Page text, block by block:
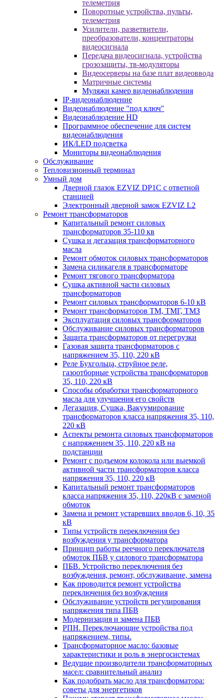
телеметрия
Поворотные устройства, пульты,
телеметрия
Усилители, разветвители,
преобразователи, концентраторы
видеосигнала
Передача видеосигнала, устройства
грозозащиты, тв-модуляторы
Видеосерверы на базе плат видеоввода
Матричные системы
Муляжи камер видеонаблюдения
IP-видеонаблюдение
Видеонаблюдение "под ключ"
Видеонаблюдение HD
Программное обеспечение для систем
видеонаблюдения
ИК/LED подсветка
Мониторы видеонаблюдения
Обслуживание
Тепловизионный терминал
Умный дом
Дверной глазок EZVIZ DP1C с ответной
станцией
Электронный дверной замок EZVIZ L2
Ремонт трансформаторов
Капитальный ремонт силовых
трансформаторов 35-110 кв
Сушка и дегазация трансформаторного
масла
Ремонт обмоток силовых трансформаторов
Замена силикагеля в трансформаторе
Ремонт тягового трансформатора
Сушка активной части силовых
трансформаторов
Ремонт силовых трансформаторов 6-10 кВ
Ремонт трансформаторов ТМ, ТМГ, ТМЗ
Эксплуатация силовых трансформаторов
Обслуживание силовых трансформаторов
Защита трансформаторов от перегрузки
Газовая защита трансформаторов с
напряжением 35, 110, 220 кВ
Реле Бухгольца, струйное реле,
газоотборные устройства трансформаторов
35, 110, 220 кВ
Способы обработки трансформаторного
масла для улучшения его свойств
Дегазация, Сушка, Вакуумирование
трансформаторов класса напряжения 35, 110,
220 кВ
Аспекты ремонта силовых трансформаторов
с напряжением 35, 110, 220 кВ на
подстанции
Ремонт с подъемом колокола или выемкой
активной части трансформаторов класса
напряжения 35, 110, 220 кВ
Капитальный ремонт трансформаторов
класса напряжения 35, 110, 220кВ с заменой
обмоток
Замена и ремонт устаревших вводов 6, 10, 35
кВ
Типы устройств переключения без
возбуждения у трансформатора
Принцип работы реечного переключателя
обмоток ПБВ у силового трансформатора
ПБВ. Устройство переключения без
возбуждения, ремонт, обслуживание, замена
Как проводится ремонт устройства
переключения без возбуждения
Обслуживание устройств регулирования
напряжения типа ПБВ
Модернизация и замена ПБВ
РПН. Переключающие устройства под
напряжением, типы.
Трансформаторное масло: базовые
характеристики и роль в энергосистемах
Ведущие производители трансформаторных
масел: сравнительный анализ
Как подобрать масло для трансформатора:
советы для энергетиков